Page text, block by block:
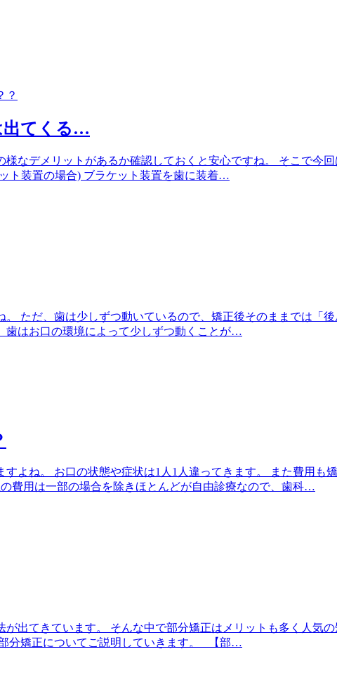
出てくる…
なデメリットがあるか確認しておくと安心ですね。 そこで今
ト装置の場合) ブラケット装置を歯に装着…
ただ、歯は少しずつ動いているので、矯正後そのままでは「
はお口の環境によって少しずつ動くことが…
よね。 お口の状態や症状は1人1人違ってきます。 また費用も
費用は一部の場合を除きほとんどが自由診療なので、歯科…
出てきています。 そんな中で部分矯正はメリットも多く人気
分矯正についてご説明していきます。 【部…